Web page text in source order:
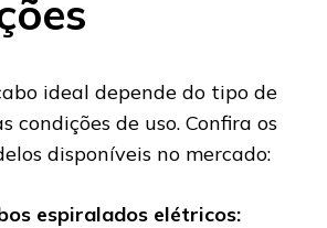
ideal depende do tipo de
condições de uso. Confira os
disponíveis no mercado:
espiralados elétricos: